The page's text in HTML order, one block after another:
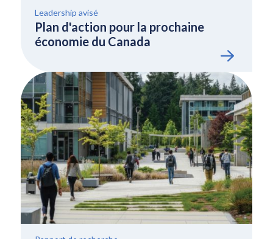
Leadership avisé
Plan d'action pour la prochaine
économie du Canada